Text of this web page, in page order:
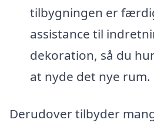
tilbygningen er
assistance til
dekoration, så du
at nyde det nye rum.
Derudover tilbyder